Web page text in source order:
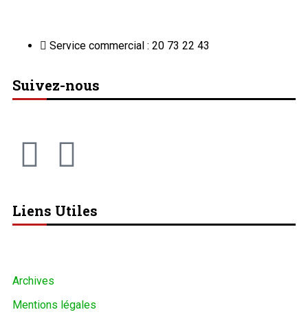
Service commercial : 20 73 22 43
Suivez-nous
Liens Utiles
Archives
Mentions légales